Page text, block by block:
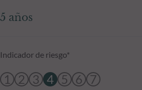
5 años
Indicador de riesgo*
1 2 3 4 5 6 7